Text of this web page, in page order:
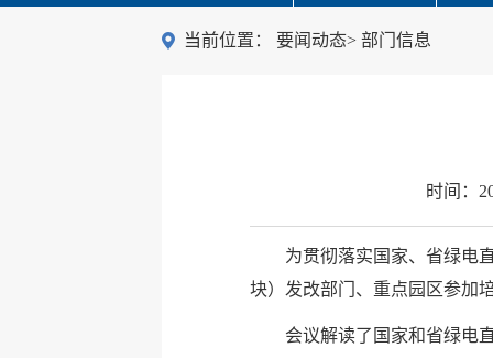
当前位置： 要闻动态> 部门信息
时间：
为贯彻落实国家、省绿电
块）发改部门、重点园区参加
会议解读了国家和省绿电